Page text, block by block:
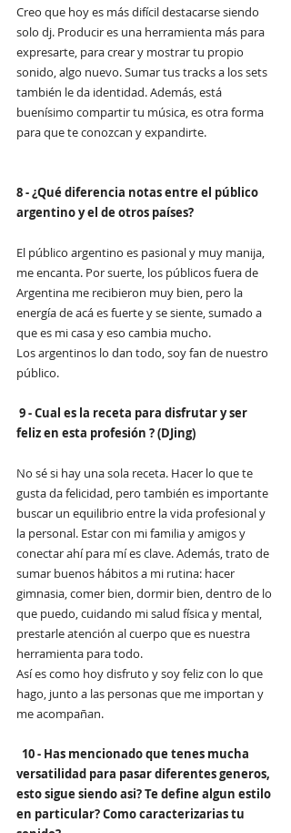
Creo que hoy es más difícil destacarse siendo
solo dj. Producir es una herramienta más para
expresarte, para crear y mostrar tu propio
sonido, algo nuevo. Sumar tus tracks a los sets
también le da identidad. Además, está
buenísimo compartir tu música, es otra forma
para que te conozcan y expandirte.
8 - ¿Qué diferencia notas entre el público
argentino y el de otros países?
El público argentino es pasional y muy manija,
me encanta. Por suerte, los públicos fuera de
Argentina me recibieron muy bien, pero la
energía de acá es fuerte y se siente, sumado a
que es mi casa y eso cambia mucho.
Los argentinos lo dan todo, soy fan de nuestro
público.
9 - Cual es la receta para disfrutar y ser
feliz en esta profesión ? (DJing)
No sé si hay una sola receta. Hacer lo que te
gusta da felicidad, pero también es importante
buscar un equilibrio entre la vida profesional y
la personal. Estar con mi familia y amigos y
conectar ahí para mí es clave. Además, trato de
sumar buenos hábitos a mi rutina: hacer
gimnasia, comer bien, dormir bien, dentro de lo
que puedo, cuidando mi salud física y mental,
prestarle atención al cuerpo que es nuestra
herramienta para todo.
Así es como hoy disfruto y soy feliz con lo que
hago, junto a las personas que me importan y
me acompañan.
10 - Has mencionado que tenes mucha
versatilidad para pasar diferentes generos,
esto sigue siendo asi? Te define algun estilo
en particular? Como caracterizarias tu